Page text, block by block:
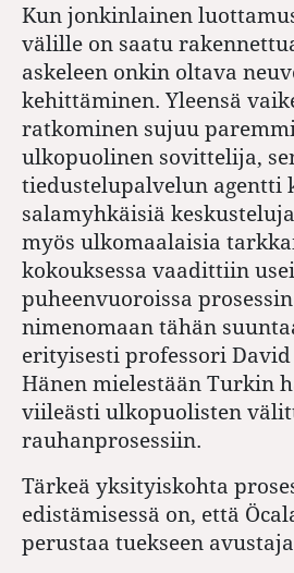
Kun jonkinlainen
välille on saatu
askeleen onkin oltava
kehittäminen. Yleensä
ratkominen sujuu
ulkopuolinen sovittelija,
tiedustelupalvelun agentti
salamyhkäisiä
myös ulkomaalaisia
kokouksessa vaadittiin
puheenvuoroissa
nimenomaan tähän
erityisesti professori
Hänen mielestään Turkin
viileästi ulkopuolisten
rauhanprosessiin.
Tärkeä yksityiskohta
edistämisessä on, että
perustaa tuekseen